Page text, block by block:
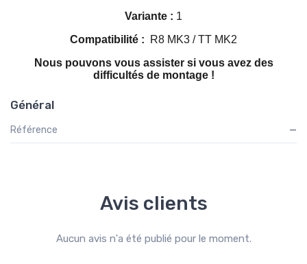
Variante : 1
Compatibilité :
R8 MK3 / TT MK2
Nous pouvons vous assister si vous avez des
difficultés de montage !
Général
Référence —
Avis clients
Aucun avis n'a été publié pour le moment.